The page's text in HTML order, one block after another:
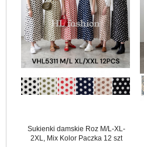
Sukienki damskie Roz M/L-XL-
2XL, Mix Kolor Paczka 12 szt